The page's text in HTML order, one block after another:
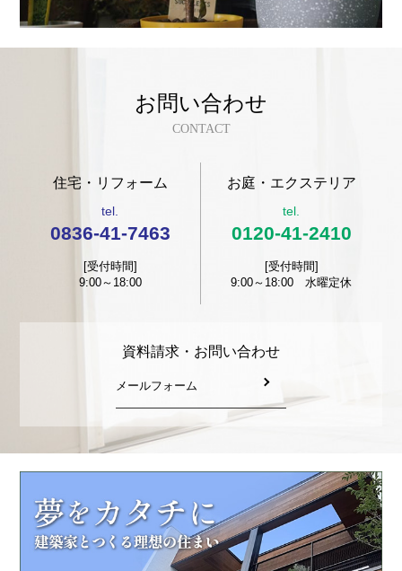
お問い合わせ
CONTACT
住宅・リフォーム
tel.
0836-41-7463
[受付時間]
9:00～18:00
お庭・エクステリア
tel.
0120-41-2410
[受付時間]
9:00～18:00 水曜定休
資料請求・お問い合わせ
メールフォーム